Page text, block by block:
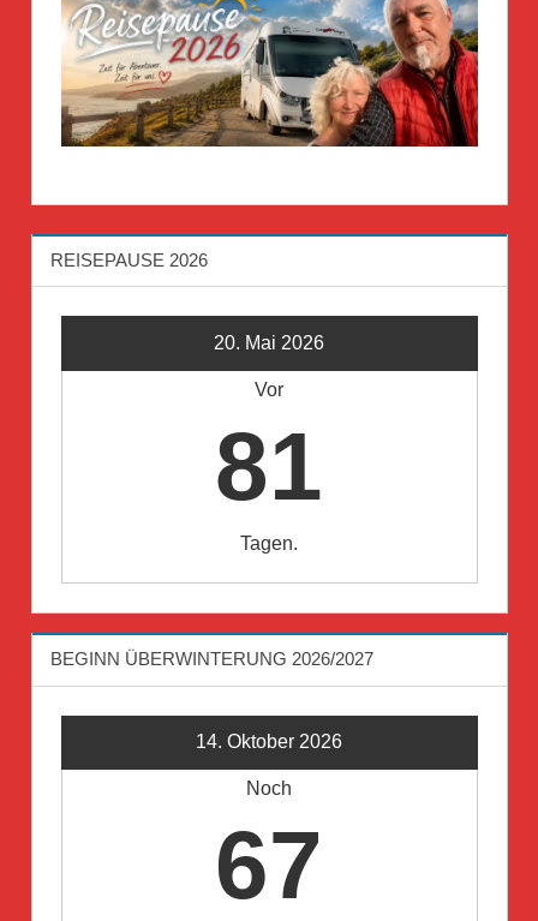
REISEPAUSE 2026
20. Mai 2026
Vor
81
Tagen.
BEGINN ÜBERWINTERUNG 2026/2027
14. Oktober 2026
Noch
67